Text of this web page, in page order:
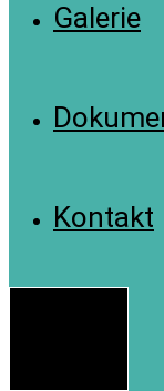
Galerie
Kontakt